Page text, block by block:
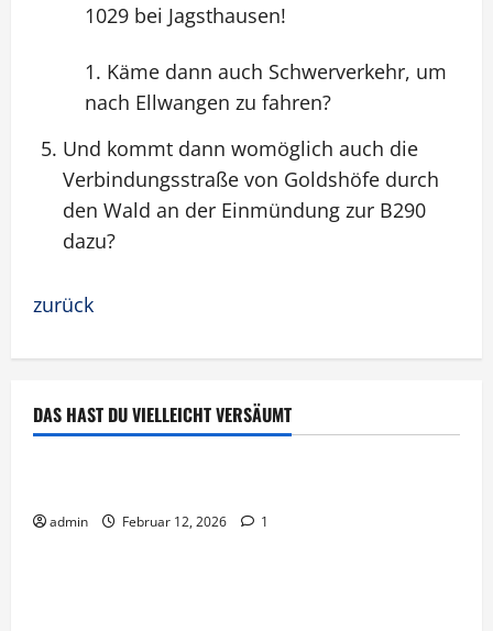
1029 bei Jagsthausen!
Käme dann auch Schwerverkehr, um
nach Ellwangen zu fahren?
Und kommt dann womöglich auch die
Verbindungsstraße von Goldshöfe durch
den Wald an der Einmündung zur B290
dazu?
zurück
DAS HAST DU VIELLEICHT VERSÄUMT
Uncategorized
admin Februar 12, 2026 1
Bericht